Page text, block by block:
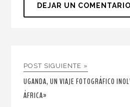
POST SIGUIENTE »
UGANDA, UN VIAJE FOTOGRÁFICO
ÁFRICA»